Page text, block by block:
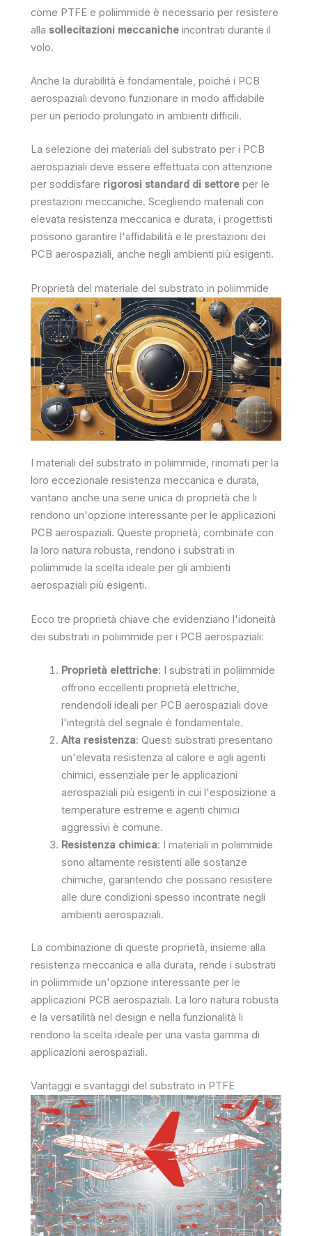
come PTFE e poliimmide è necessario per resistere
alla sollecitazioni meccaniche incontrati durante il
volo.
Anche la durabilità è fondamentale, poiché i PCB
aerospaziali devono funzionare in modo affidabile
per un periodo prolungato in ambienti difficili.
La selezione dei materiali del substrato per i PCB
aerospaziali deve essere effettuata con attenzione
per soddisfare rigorosi standard di settore per le
prestazioni meccaniche. Scegliendo materiali con
elevata resistenza meccanica e durata, i progettisti
possono garantire l'affidabilità e le prestazioni dei
PCB aerospaziali, anche negli ambienti più esigenti.
Proprietà del materiale del substrato in poliimmide
I materiali del substrato in poliimmide, rinomati per la
loro eccezionale resistenza meccanica e durata,
vantano anche una serie unica di proprietà che li
rendono un'opzione interessante per le applicazioni
PCB aerospaziali. Queste proprietà, combinate con
la loro natura robusta, rendono i substrati in
poliimmide la scelta ideale per gli ambienti
aerospaziali più esigenti.
Ecco tre proprietà chiave che evidenziano l'idoneità
dei substrati in poliimmide per i PCB aerospaziali:
Proprietà elettriche: I substrati in poliimmide
offrono eccellenti proprietà elettriche,
rendendoli ideali per PCB aerospaziali dove
l'integrità del segnale è fondamentale.
Alta resistenza: Questi substrati presentano
un'elevata resistenza al calore e agli agenti
chimici, essenziale per le applicazioni
aerospaziali più esigenti in cui l'esposizione a
temperature estreme e agenti chimici
aggressivi è comune.
Resistenza chimica: I materiali in poliimmide
sono altamente resistenti alle sostanze
chimiche, garantendo che possano resistere
alle dure condizioni spesso incontrate negli
ambienti aerospaziali.
La combinazione di queste proprietà, insieme alla
resistenza meccanica e alla durata, rende i substrati
in poliimmide un'opzione interessante per le
applicazioni PCB aerospaziali. La loro natura robusta
e la versatilità nel design e nella funzionalità li
rendono la scelta ideale per una vasta gamma di
applicazioni aerospaziali.
Vantaggi e svantaggi del substrato in PTFE